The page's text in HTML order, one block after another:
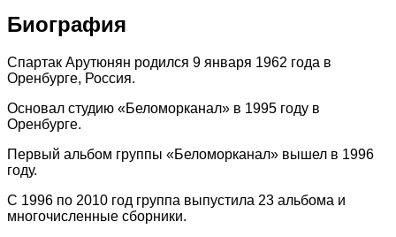
Биография
Спартак Арутюнян родился 9 января 1962 года в
Оренбурге, Россия.
Основал студию «Беломорканал» в 1995 году в
Оренбурге.
Первый альбом группы «Беломорканал» вышел в 1996
году.
С 1996 по 2010 год группа выпустила 23 альбома и
многочисленные сборники.